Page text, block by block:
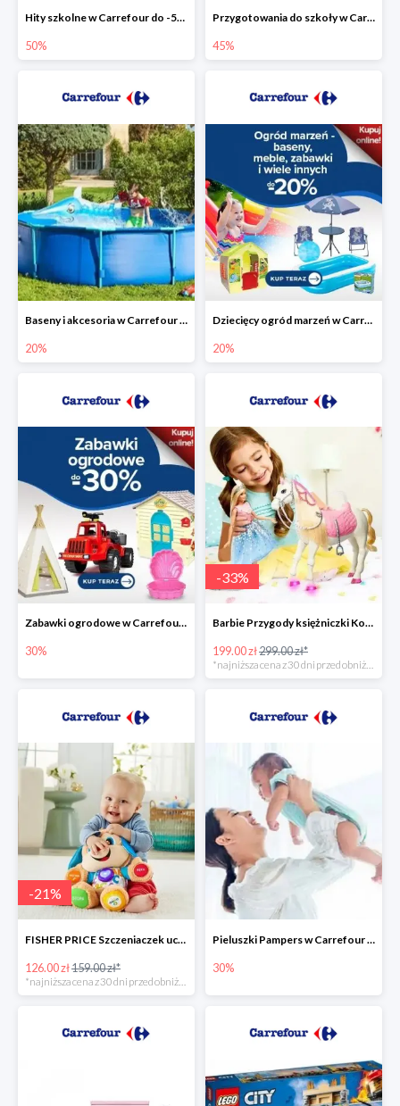
Hity szkolne w Carrefour do -50%
50%
Przygotowania do szkoły w Carrefour do -45%
45%
Baseny i akcesoria w Carrefour do -20%
20%
Dziecięcy ogród marzeń w Carrefour do -20%
20%
Zabawki ogrodowe w Carrefour do -30%
30%
-33%
Barbie Przygody księżniczki Koń + Lalka -33%
199.00 zł299.00 zł*
*najniższa cena z 30 dni przed obniżką
-21%
FISHER PRICE Szczeniaczek uczniaczek -21%
126.00 zł159.00 zł*
Pieluszki Pampers w Carrefour do -30%
30%